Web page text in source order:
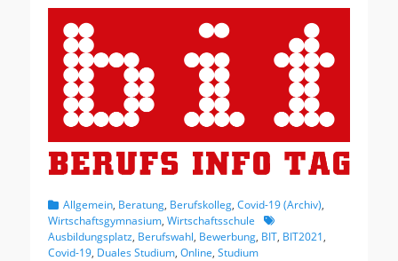
Kategorien
Allgemein, Beratung, Berufskolleg, Covid-19 (Archiv),
Wirtschaftsgymnasium, Wirtschaftsschule
Schlagworte
Ausbildungsplatz, Berufswahl, Bewerbung, BIT, BIT2021,
Covid-19, Duales Studium, Online, Studium